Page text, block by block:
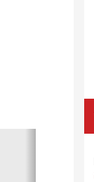
Siguiente